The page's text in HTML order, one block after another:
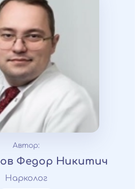
Автор:
Федор Никитич
Нарколог